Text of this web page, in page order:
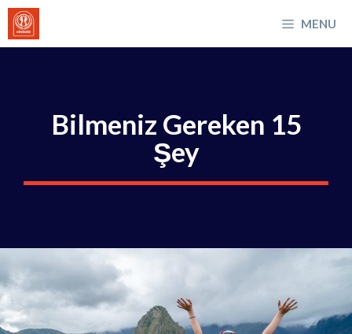
İçeriğe
atla
MENU
Bilmeniz Gereken 15
Şey